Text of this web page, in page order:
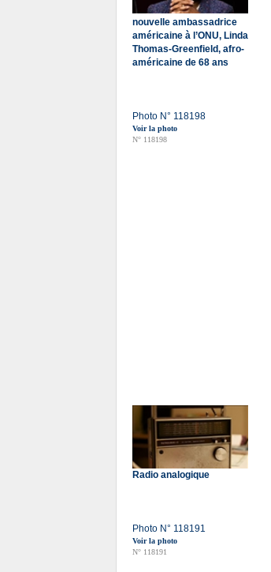
nouvelle ambassadrice
américaine à l’ONU, Linda
Thomas-Greenfield, afro-
américaine de 68 ans
Photo N° 118198
Voir la photo
N° 118198
Radio analogique
Photo N° 118191
Voir la photo
N° 118191